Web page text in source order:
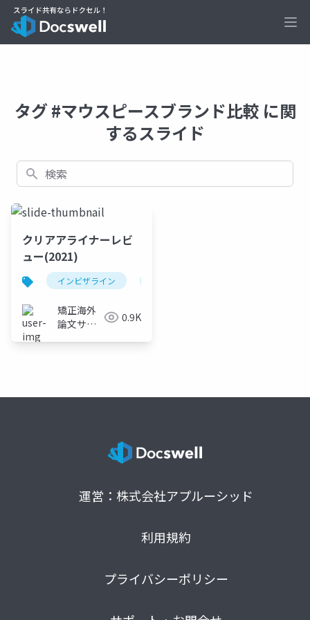
タグ #マウスピースブランド比較 に関
するスライド
検索
クリアアライナーレビ
ュー(2021)
インビザライン
矯正海外
論文サイ
0.9K
運営：株式会社アプルーシッド
利用規約
プライバシーポリシー